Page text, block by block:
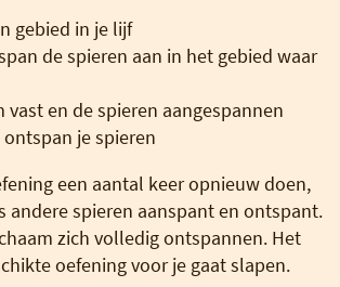
gebied in je lijf
de spieren aan in het gebied waar
vast en de spieren aangespannen
je spieren
een aantal keer opnieuw doen,
andere spieren aanspant en ontspant.
zich volledig ontspannen. Het
oefening voor je gaat slapen.